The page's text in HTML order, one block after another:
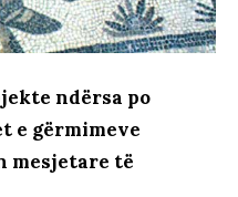
ndërsa po
e gërmimeve
mesjetare të